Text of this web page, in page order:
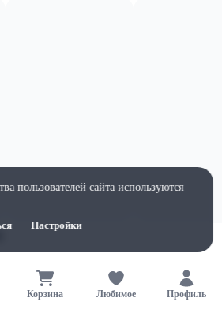
Корзина Любимое Профиль
пользователей сайта используются
Настройки